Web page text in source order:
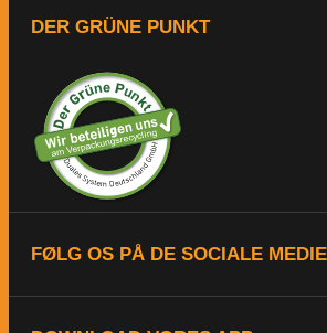
DER GRÜNE PUNKT
FØLG OS PÅ DE SOCIALE